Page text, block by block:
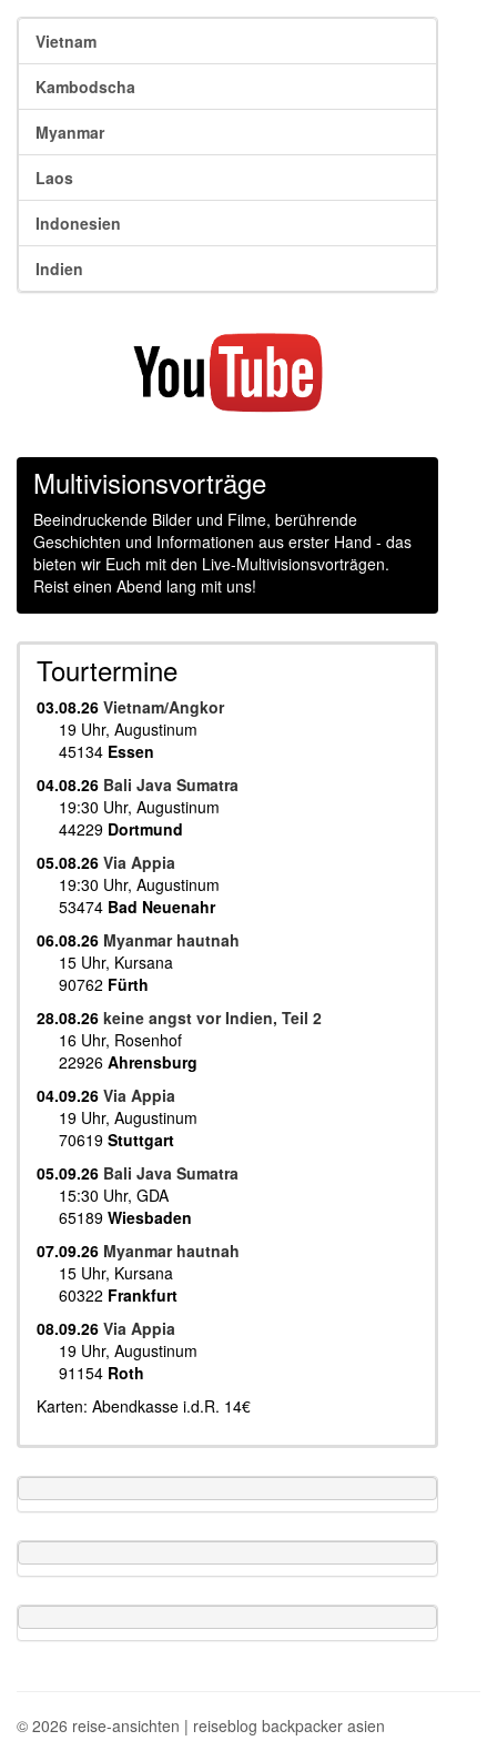
Vietnam
Kambodscha
Myanmar
Laos
Indonesien
Indien
Multivisionsvorträge
Beeindruckende Bilder und Filme, berührende
Geschichten und Informationen aus erster Hand - das
bieten wir Euch mit den Live-Multivisionsvorträgen.
Reist einen Abend lang mit uns!
Tourtermine
03.08.26 Vietnam/Angkor
19 Uhr, Augustinum
45134 Essen
04.08.26 Bali Java Sumatra
19:30 Uhr, Augustinum
44229 Dortmund
05.08.26 Via Appia
19:30 Uhr, Augustinum
53474 Bad Neuenahr
06.08.26 Myanmar hautnah
15 Uhr, Kursana
90762 Fürth
28.08.26 keine angst vor Indien, Teil 2
16 Uhr, Rosenhof
22926 Ahrensburg
04.09.26 Via Appia
19 Uhr, Augustinum
70619 Stuttgart
05.09.26 Bali Java Sumatra
15:30 Uhr, GDA
65189 Wiesbaden
07.09.26 Myanmar hautnah
15 Uhr, Kursana
60322 Frankfurt
08.09.26 Via Appia
19 Uhr, Augustinum
91154 Roth
Karten: Abendkasse i.d.R. 14€
© 2026 reise-ansichten | reiseblog backpacker asien